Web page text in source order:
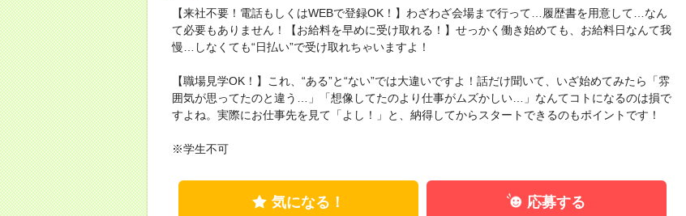
【来社不要！電話もしくはWEBで登録OK！】わざわざ会場まで行って…履歴書を用意して…なん
て必要もありません！【お給料を早めに受け取れる！】せっかく働き始めても、お給料日なんて我
慢…しなくても“日払い”で受け取れちゃいますよ！
【職場見学OK！】これ、“ある”と“ない”では大違いですよ！話だけ聞いて、いざ始めてみたら「雰
囲気が思ってたのと違う…」「想像してたのより仕事がムズかしい…」なんてコトになるのは損で
すよね。実際にお仕事先を見て「よし！」と、納得してからスタートできるのもポイントです！
※学生不可
気になる！ 応募する